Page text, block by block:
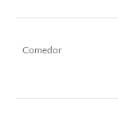
Comedor